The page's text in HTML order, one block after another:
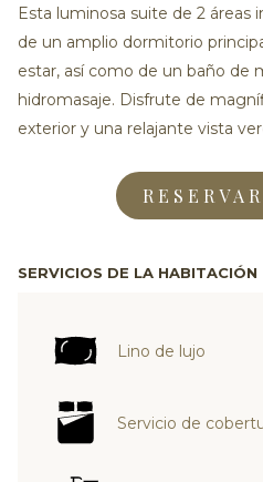
Esta luminosa suite de 2 áreas
de un amplio dormitorio
estar, así como de un baño de
hidromasaje. Disfrute de
exterior y una relajante vista
SERVICIOS DE LA HABITACIÓN
Lino de lujo
Servicio de